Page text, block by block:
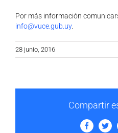
Por más información
info@vuce.gub.uy.
28 junio, 2016
Compartir
Facebook